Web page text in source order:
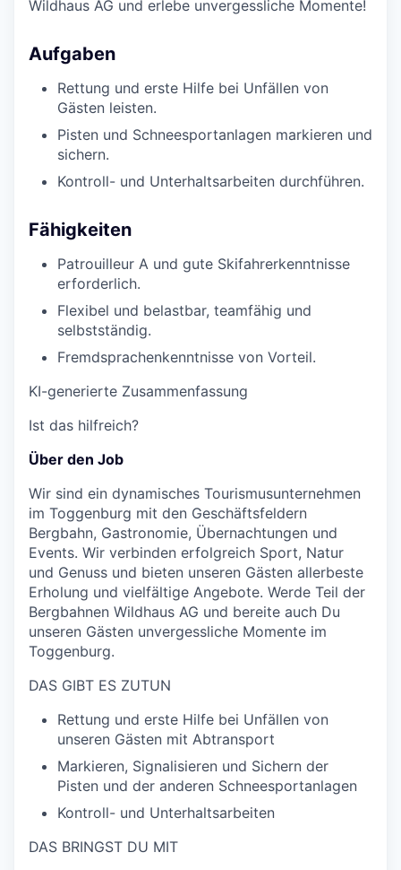
Wildhaus AG und erlebe unvergessliche Momente!
Aufgaben
Rettung und erste Hilfe bei Unfällen von
Gästen leisten.
Pisten und Schneesportanlagen markieren und
sichern.
Kontroll- und Unterhaltsarbeiten durchführen.
Fähigkeiten
Patrouilleur A und gute Skifahrerkenntnisse
erforderlich.
Flexibel und belastbar, teamfähig und
selbstständig.
Fremdsprachenkenntnisse von Vorteil.
KI-generierte Zusammenfassung
Ist das hilfreich?
Über den Job
Wir sind ein dynamisches Tourismusunternehmen
im Toggenburg mit den Geschäftsfeldern
Bergbahn, Gastronomie, Übernachtungen und
Events. Wir verbinden erfolgreich Sport, Natur
und Genuss und bieten unseren Gästen allerbeste
Erholung und vielfältige Angebote. Werde Teil der
Bergbahnen Wildhaus AG und bereite auch Du
unseren Gästen unvergessliche Momente im
Toggenburg.
DAS GIBT ES ZUTUN
Rettung und erste Hilfe bei Unfällen von
unseren Gästen mit Abtransport
Markieren, Signalisieren und Sichern der
Pisten und der anderen Schneesportanlagen
Kontroll- und Unterhaltsarbeiten
DAS BRINGST DU MIT